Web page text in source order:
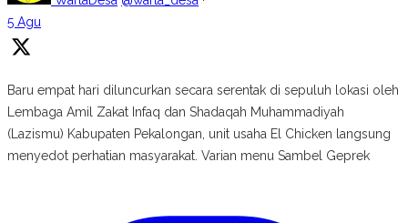
5 Agu
Baru empat hari diluncurkan secara serentak di sepuluh lokasi oleh
Lembaga Amil Zakat Infaq dan Shadaqah Muhammadiyah
(Lazismu) Kabupaten Pekalongan, unit usaha El Chicken langsung
menyedot perhatian masyarakat. Varian menu Sambel Geprek